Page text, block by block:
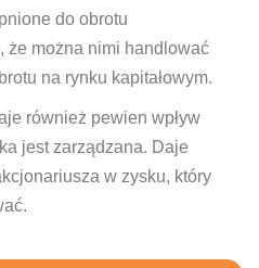
do obrotu
że można nimi handlować
na rynku kapitałowym.
również pewien wpływ
jest zarządzana. Daje
w zysku, który